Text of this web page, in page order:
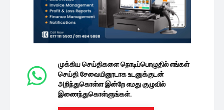
முக்கிய செய்திகளை நொடிப்பொழுதில் எங்கள்
செய்தி சேவையினூடாக உடனுக்குடன்
அறிந்துகொள்ள இன்றே எமது குழுவில்
இணைந்துகொள்ளுங்கள்.